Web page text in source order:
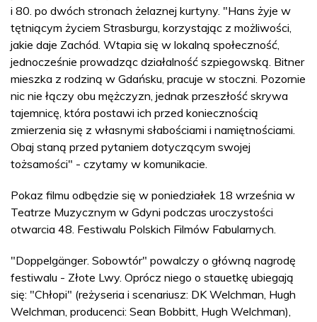
i 80. po dwóch stronach żelaznej kurtyny. "Hans żyje w
tętniącym życiem Strasburgu, korzystając z możliwości,
jakie daje Zachód. Wtapia się w lokalną społeczność,
jednocześnie prowadząc działalność szpiegowską. Bitner
mieszka z rodziną w Gdańsku, pracuje w stoczni. Pozornie
nic nie łączy obu mężczyzn, jednak przeszłość skrywa
tajemnicę, która postawi ich przed koniecznością
zmierzenia się z własnymi słabościami i namiętnościami.
Obaj staną przed pytaniem dotyczącym swojej
tożsamości" - czytamy w komunikacie.
Pokaz filmu odbędzie się w poniedziałek 18 września w
Teatrze Muzycznym w Gdyni podczas uroczystości
otwarcia 48. Festiwalu Polskich Filmów Fabularnych.
"Doppelgänger. Sobowtór" powalczy o główną nagrodę
festiwalu - Złote Lwy. Oprócz niego o stauetkę ubiegają
się: "Chłopi" (reżyseria i scenariusz: DK Welchman, Hugh
Welchman, producenci: Sean Bobbitt, Hugh Welchman),